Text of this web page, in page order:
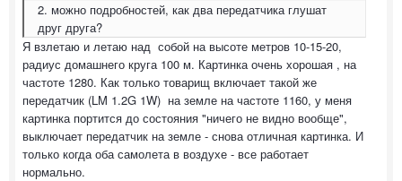
2. можно подробностей, как два передатчика глушат
друг друга?
Я взлетаю и летаю над собой на высоте метров 10-15-20,
радиус домашнего круга 100 м. Картинка очень хорошая , на
частоте 1280. Как только товарищ включает такой же
передатчик (LM 1.2G 1W) на земле на частоте 1160, у меня
картинка портится до состояния "ничего не видно вообще",
выключает передатчик на земле - снова отличная картинка. И
только когда оба самолета в воздухе - все работает
нормально.